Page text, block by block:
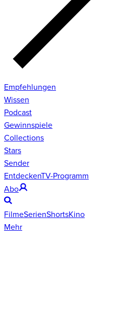
Empfehlungen
Wissen
Podcast
Gewinnspiele
Collections
Stars
Sender
EntdeckenTV-Programm
Abo
FilmeSerienShortsKino
Mehr